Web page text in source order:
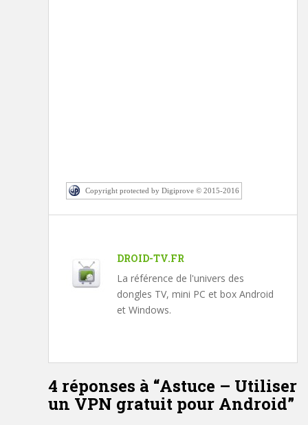
Copyright protected by Digiprove © 2015-2016
DROID-TV.FR
La référence de l'univers des
dongles TV, mini PC et box Android
et Windows.
4 réponses à “Astuce – Utiliser
un VPN gratuit pour Android”